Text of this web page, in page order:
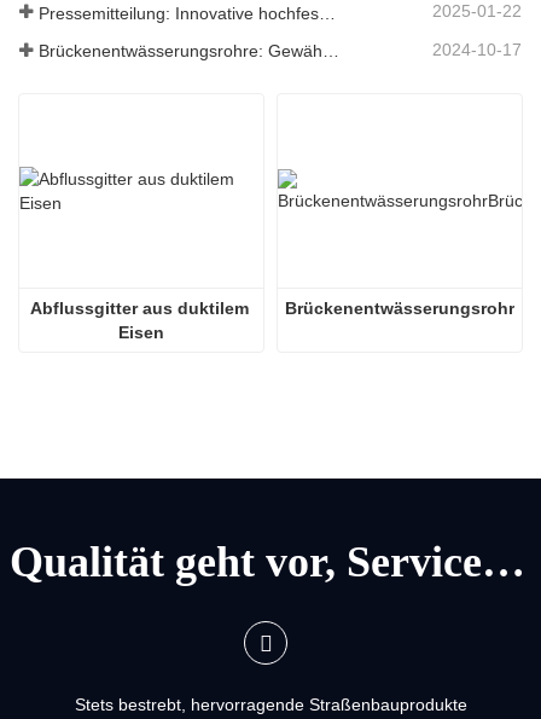
2025-01-22
2024-10-17
Abflussgitter aus duktilem
Eisen
Brückenentwässerungsrohr
Qualität geht vor, Service geht vor
Stets bestrebt, hervorragende Straßenbauprodukte